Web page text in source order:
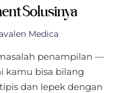
Solusinya
Medica
penampilan —
kamu bisa bilang
dan lepek dengan